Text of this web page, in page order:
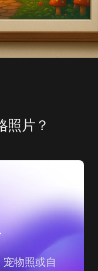
照片？
物照或自